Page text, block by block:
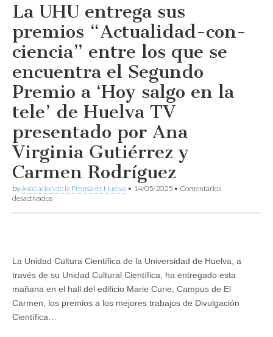
La UHU entrega sus
premios “Actualidad-con-
ciencia” entre los que se
encuentra el Segundo
Premio a ‘Hoy salgo en la
tele’ de Huelva TV
presentado por Ana
Virginia Gutiérrez y
Carmen Rodríguez
byAsociacion de la Prensa de Huelva • 14/05/2025 • Comentarios
desactivadosen
“Actualidad-
con-
ciencia”
entre
los
que
La Unidad Cultura Científica de la Universidad de Huelva, a
través de su Unidad Cultural Científica, ha entregado esta
mañana en el hall del edificio Marie Curie, Campus de El
Carmen, los premios a los mejores trabajos de Divulgación
Científica…